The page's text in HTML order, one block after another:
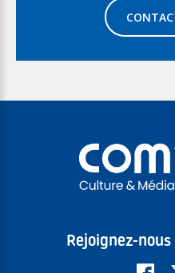
Rejoignez-